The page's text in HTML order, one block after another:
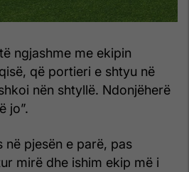
ngjashme me ekipin
që portieri e shtyu në
nën shtyllë. Ndonjëherë
jo”.
në pjesën e parë, pas
mirë dhe ishim ekip më i